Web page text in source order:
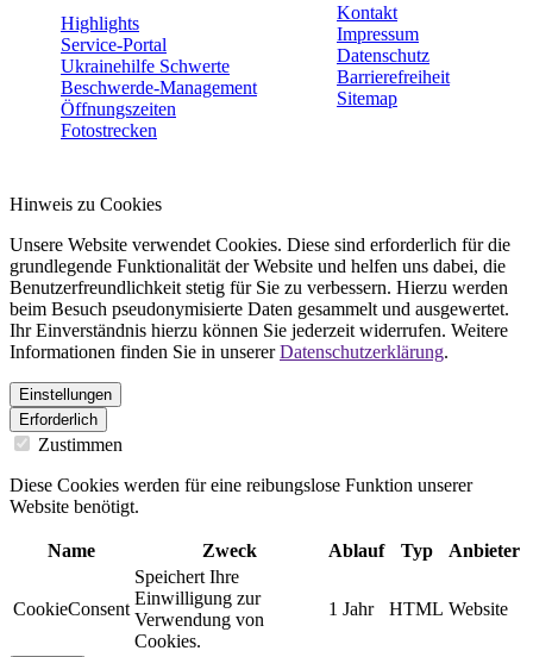
Highlights
Service-Portal
Ukrainehilfe Schwerte
Beschwerde-Management
Öffnungszeiten
Fotostrecken
Kontakt
Impressum
Datenschutz
Barrierefreiheit
Sitemap
Hinweis zu Cookies
Unsere Website verwendet Cookies. Diese sind erforderlich für die
grundlegende Funktionalität der Website und helfen uns dabei, die
Benutzerfreundlichkeit stetig für Sie zu verbessern. Hierzu werden
beim Besuch pseudonymisierte Daten gesammelt und ausgewertet.
Ihr Einverständnis hierzu können Sie jederzeit widerrufen. Weitere
Informationen finden Sie in unsererDatenschutzerklärung.
Einstellungen
Erforderlich
Zustimmen
Diese Cookies werden für eine reibungslose Funktion unserer
Website benötigt.
Name Zweck Ablauf Typ Anbieter
CookieConsent
Speichert Ihre
Einwilligung zur
Verwendung von
Cookies.
1 Jahr HTML Website